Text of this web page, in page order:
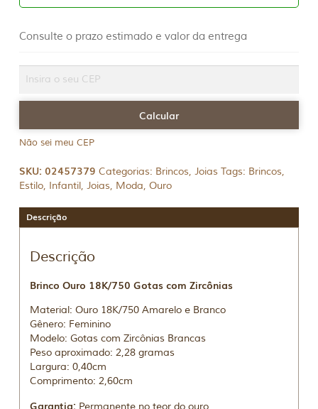
Consulte o prazo estimado e valor da entrega
Não sei meu CEP
SKU:02457379 Categorias: Brincos,Joias Tags: Brincos,
Estilo, Infantil,Joias, Moda,Ouro
Descrição
Descrição
Brinco Ouro 18K/750 Gotas com Zircônias
Material: Ouro 18K/750 Amarelo e Branco
Gênero: Feminino
Modelo: Gotas com Zircônias Brancas
Peso aproximado: 2,28 gramas
Largura: 0,40cm
Comprimento: 2,60cm
Garantia: Permanente no teor do ouro